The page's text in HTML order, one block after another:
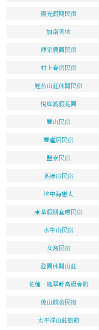
陽光假期民宿
加南美地
傅家農園民宿
村上春宿民宿
鯉魚山莊休閒民宿
悅庭渡假花園
豐山民宿
豐廬居民宿
鹽寮民宿
葉綠宿民宿
地中海戀人
東華假期套房民宿
水牛山民宿
女窩民宿
澄園休閒山莊
花蓮‧逸翠軒高級會館
後山前舍民宿
太平洋山莊旅館